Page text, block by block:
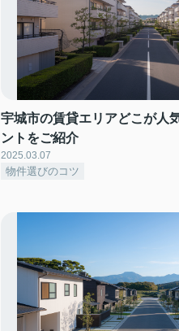
宇城市の賃貸エリアどこが人
ントをご紹介
2025.03.07
物件選びのコツ